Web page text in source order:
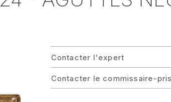
Contacter l'expert
Contacter le commissaire-